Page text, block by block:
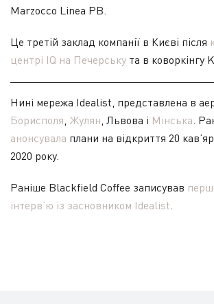
Marzocco Linea PB.
Це третій заклад компанії в Києві після
центрі IQ на Печерську та в коворкінгу
Нині мережа Idealist, представлена в
Борисполя Жулян , Львова і Мінська .
анонсувала плани на відкриття 20
2020 року.
Раніше Blackfield Coffee записував
інтерв’ю із засновником Idealist